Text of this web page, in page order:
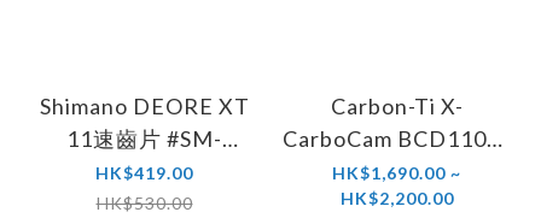
Shimano DEORE XT
11速齒片 #SM-
CRM81
HK$419.00
HK$530.00
Carbon-Ti X-
CarboCam BCD110x4
碳纖維公路車橢圓外齒
片
HK$1,690.00 ~
HK$2,200.00